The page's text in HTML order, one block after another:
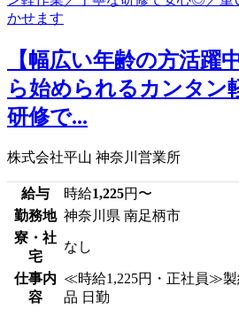
【幅広い年齢の方活躍
ら始められるカンタン
研修で...
株式会社平山 神奈川営業所
給与 時給1,225円〜
勤務地 神奈川県 南足柄市
寮・社
宅
なし
仕事内
容
≪時給1,225円・正社員≫製
品 日勤